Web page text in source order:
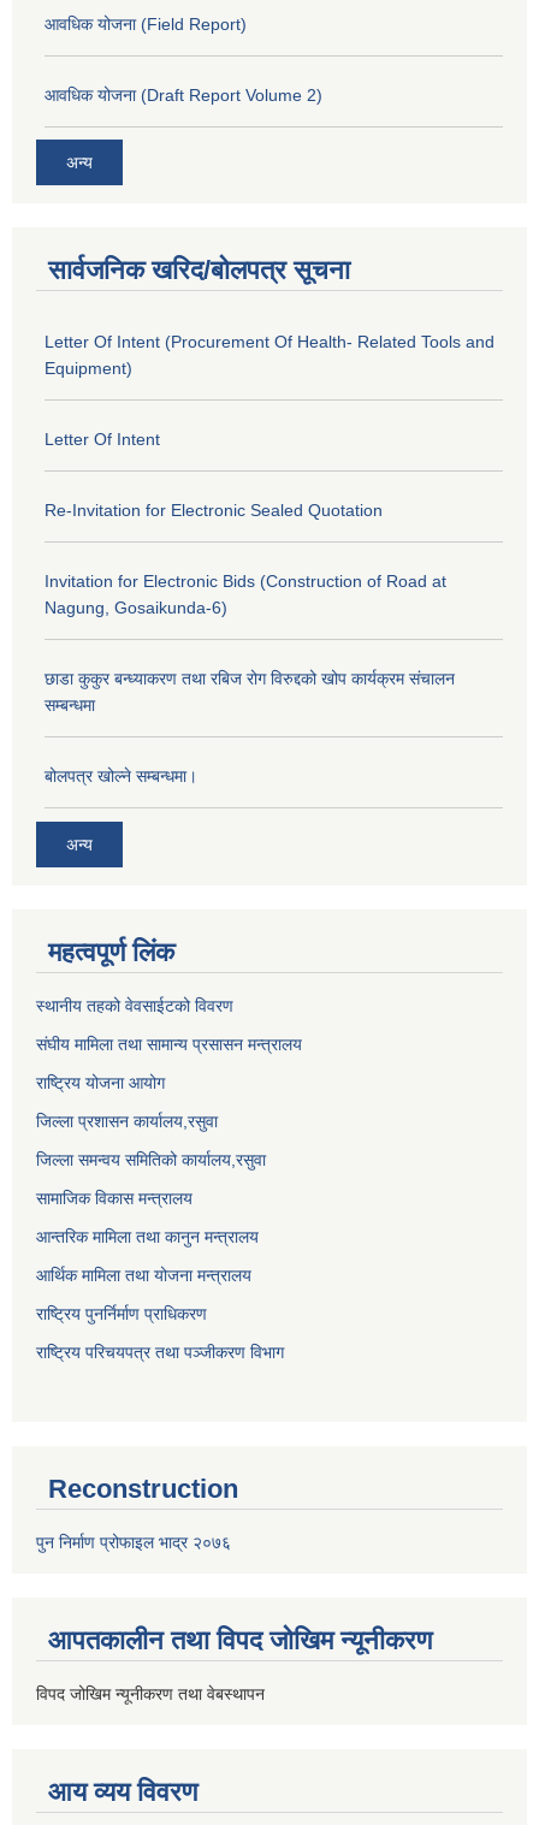
आवधिक योजना (Field Report)
आवधिक योजना (Draft Report Volume 2)
अन्य
सार्वजनिक खरिद/बोलपत्र सूचना
Letter Of Intent (Procurement Of Health- Related Tools and
Equipment)
Letter Of Intent
Re-Invitation for Electronic Sealed Quotation
Invitation for Electronic Bids (Construction of Road at
Nagung, Gosaikunda-6)
छाडा कुकुर बन्ध्याकरण तथा रबिज रोग विरुद्दको खोप कार्यक्रम संचालन
सम्बन्धमा
बोलपत्र खोल्ने सम्बन्धमा।
अन्य
महत्वपूर्ण लिंक
स्थानीय तहको वेवसाईटको विवरण
संघीय मामिला तथा सामान्य प्रसासन मन्त्रालय
राष्ट्रिय योजना आयोग
जिल्ला प्रशासन कार्यालय, रसुवा
जिल्ला समन्वय समितिको कार्यालय, रसुवा
सामाजिक विकास मन्त्रालय
आन्तरिक मामिला तथा कानुन मन्त्रालय
आर्थिक मामिला तथा योजना मन्त्रालय
राष्ट्रिय पुनर्निर्माण प्राधिकरण
राष्ट्रिय परिचयपत्र तथा पञ्जीकरण विभाग
Reconstruction
पुन निर्माण प्रोफाइल भाद्र २०७६
आपतकालीन तथा विपद जोखिम न्यूनीकरण
विपद जोखिम न्यूनीकरण तथा वेबस्थापन
आय व्यय विवरण